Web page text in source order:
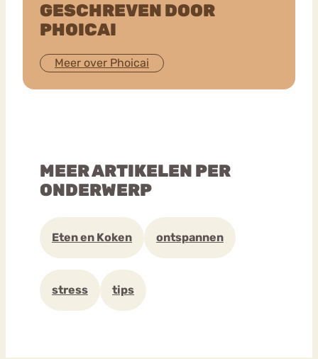
GESCHREVEN DOOR
PHOICAI
Meer over Phoicai
MEER ARTIKELEN PER
ONDERWERP
Eten en Koken ontspannen
stress tips